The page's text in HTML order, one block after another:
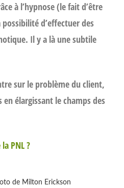
à l’hypnose (le fait d’être
d’effectuer des
Il y a là une subtile
sur le problème du client,
élargissant le champs des
PNL ?